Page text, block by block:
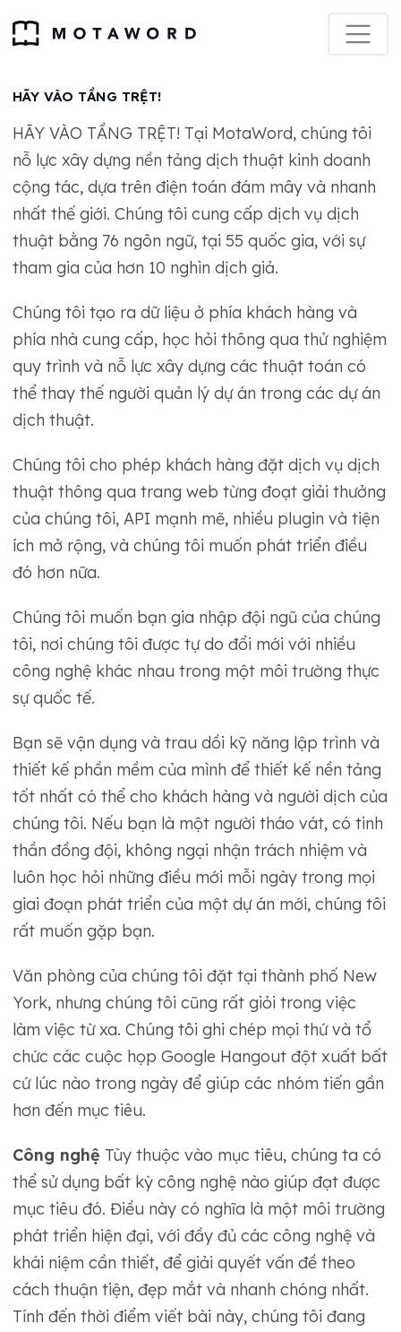
HÃY VÀO TẦNG TRỆT!
HÃY VÀO TẦNG TRỆT! Tại MotaWord, chúng tôi
nỗ lực xây dựng nền tảng dịch thuật kinh doanh
cộng tác, dựa trên điện toán đám mây và nhanh
nhất thế giới. Chúng tôi cung cấp dịch vụ dịch
thuật bằng 76 ngôn ngữ, tại 55 quốc gia, với sự
tham gia của hơn 10 nghìn dịch giả.
Chúng tôi tạo ra dữ liệu ở phía khách hàng và
phía nhà cung cấp, học hỏi thông qua thử nghiệm
quy trình và nỗ lực xây dựng các thuật toán có
thể thay thế người quản lý dự án trong các dự án
dịch thuật.
Chúng tôi cho phép khách hàng đặt dịch vụ dịch
thuật thông qua trang web từng đoạt giải thưởng
của chúng tôi, API mạnh mẽ, nhiều plugin và tiện
ích mở rộng, và chúng tôi muốn phát triển điều
đó hơn nữa.
Chúng tôi muốn bạn gia nhập đội ngũ của chúng
tôi, nơi chúng tôi được tự do đổi mới với nhiều
công nghệ khác nhau trong một môi trường thực
sự quốc tế.
Bạn sẽ vận dụng và trau dồi kỹ năng lập trình và
thiết kế phần mềm của mình để thiết kế nền tảng
tốt nhất có thể cho khách hàng và người dịch của
chúng tôi. Nếu bạn là một người tháo vát, có tinh
thần đồng đội, không ngại nhận trách nhiệm và
luôn học hỏi những điều mới mỗi ngày trong mọi
giai đoạn phát triển của một dự án mới, chúng tôi
rất muốn gặp bạn.
Văn phòng của chúng tôi đặt tại thành phố New
York, nhưng chúng tôi cũng rất giỏi trong việc
làm việc từ xa. Chúng tôi ghi chép mọi thứ và tổ
chức các cuộc họp Google Hangout đột xuất bất
cứ lúc nào trong ngày để giúp các nhóm tiến gần
hơn đến mục tiêu.
Công nghệ Tùy thuộc vào mục tiêu, chúng ta có
thể sử dụng bất kỳ công nghệ nào giúp đạt được
mục tiêu đó. Điều này có nghĩa là một môi trường
phát triển hiện đại, với đầy đủ các công nghệ và
khái niệm cần thiết, để giải quyết vấn đề theo
cách thuận tiện, đẹp mắt và nhanh chóng nhất.
Tính đến thời điểm viết bài này, chúng tôi đang